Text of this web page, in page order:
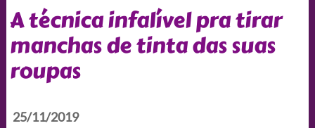
A técnica infalível pra tirar
manchas de tinta das suas
roupas
25/11/2019